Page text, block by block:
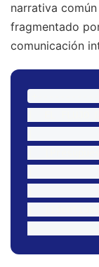
narrativa
fragmentado
comunicación